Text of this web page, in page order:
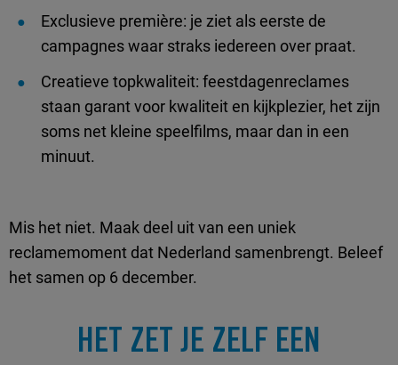
Exclusieve première: je ziet als eerste de
campagnes waar straks iedereen over praat.
Creatieve topkwaliteit: feestdagenreclames
staan garant voor kwaliteit en kijkplezier, het zijn
soms net kleine speelfilms, maar dan in een
minuut.
Mis het niet. Maak deel uit van een uniek
reclamemoment dat Nederland samenbrengt. Beleef
het samen op 6 december.
HET ZET JE ZELF EEN